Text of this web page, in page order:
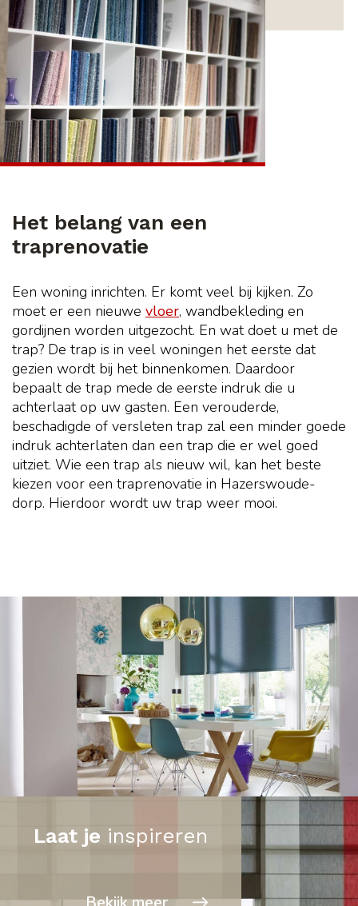
Het belang van een
traprenovatie
Een woning inrichten. Er komt veel bij kijken. Zo
moet er een nieuwe vloer, wandbekleding en
gordijnen worden uitgezocht. En wat doet u met de
trap? De trap is in veel woningen het eerste dat
gezien wordt bij het binnenkomen. Daardoor
bepaalt de trap mede de eerste indruk die u
achterlaat op uw gasten. Een verouderde,
beschadigde of versleten trap zal een minder goede
indruk achterlaten dan een trap die er wel goed
uitziet. Wie een trap als nieuw wil, kan het beste
kiezen voor een traprenovatie in Hazerswoude-
dorp. Hierdoor wordt uw trap weer mooi.
Laat je inspireren